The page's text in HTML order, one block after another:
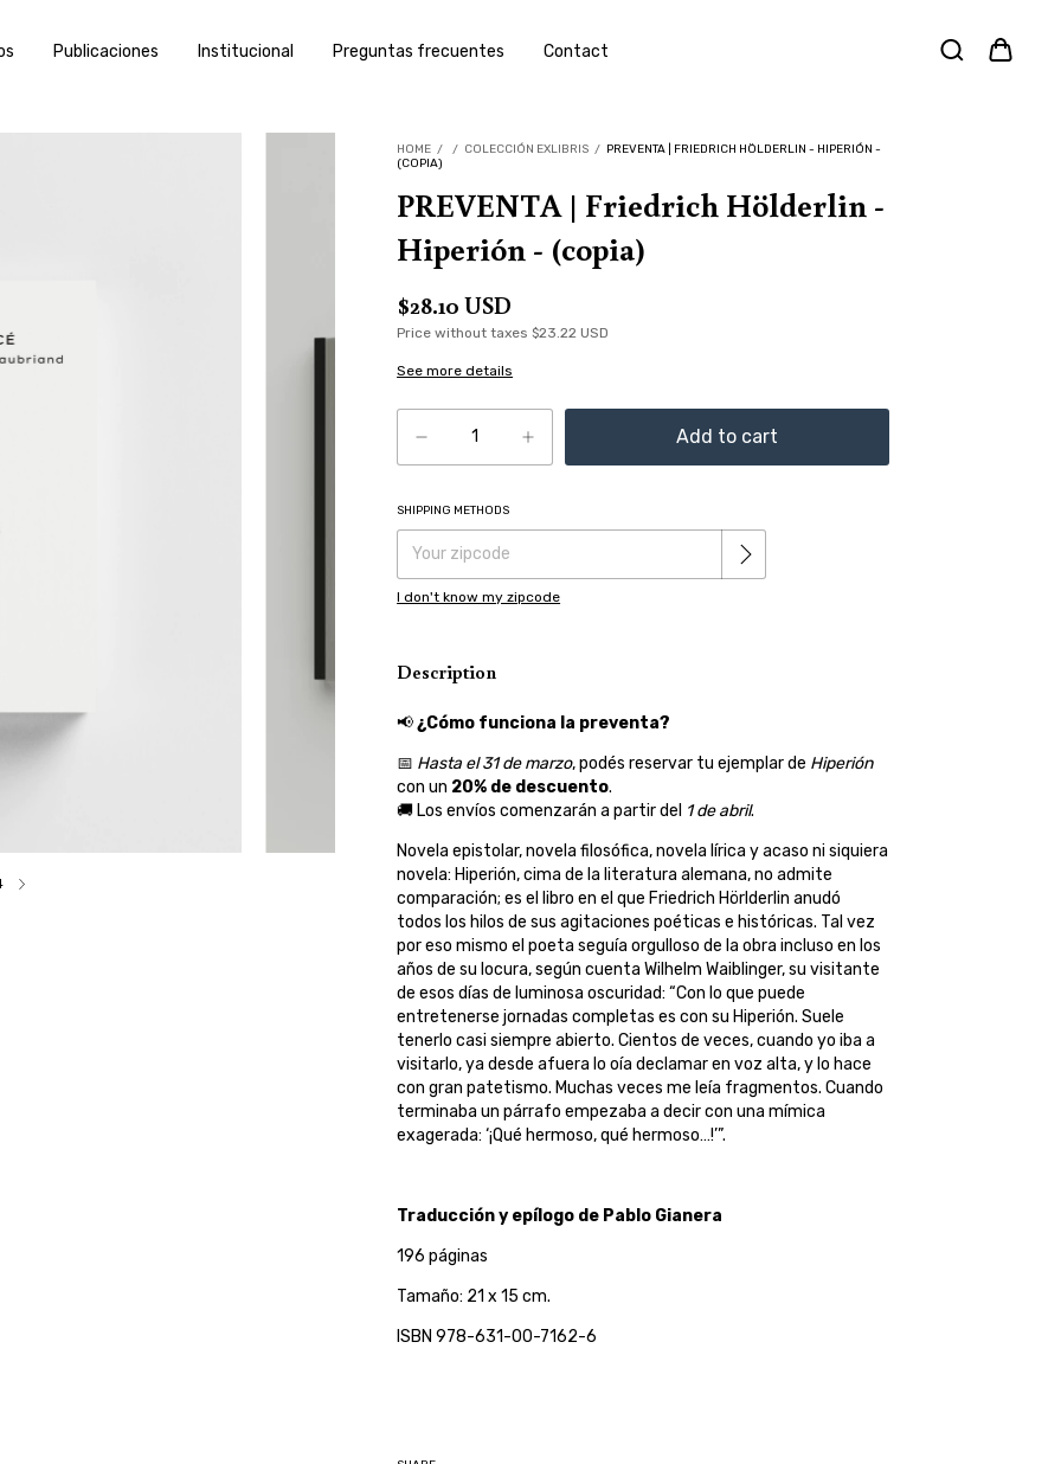
Publicaciones Institucional Preguntas frecuentes Contact
HOME / / COLECCIÓN EXLIBRIS / PREVENTA | FRIEDRICH HÖLDERLIN - HIPERIÓN -
(COPIA)
PREVENTA | Friedrich Hölderlin -
Hiperión - (copia)
$28.10 USD
Price without taxes$23.22 USD
See more details
Shipping for zipcode:
SHIPPING METHODS
I don't know my zipcode
Description
📢¿Cómo funciona la preventa?
📅 Hasta el 31 de marzo, podés reservar tu ejemplar de Hiperión
con un 20% de descuento.
🚚 Los envíos comenzarán a partir del 1 de abril.
Novela epistolar, novela filosófica, novela lírica y acaso ni siquiera
novela: Hiperión, cima de la literatura alemana, no admite
comparación; es el libro en el que Friedrich Hörlderlin anudó
todos los hilos de sus agitaciones poéticas e históricas. Tal vez
por eso mismo el poeta seguía orgulloso de la obra incluso en los
años de su locura, según cuenta Wilhelm Waiblinger, su visitante
de esos días de luminosa oscuridad: “Con lo que puede
entretenerse jornadas completas es con su Hiperión. Suele
tenerlo casi siempre abierto. Cientos de veces, cuando yo iba a
visitarlo, ya desde afuera lo oía declamar en voz alta, y lo hace
con gran patetismo. Muchas veces me leía fragmentos. Cuando
terminaba un párrafo empezaba a decir con una mímica
exagerada: ‘¡Qué hermoso, qué hermoso…!’”.
Traducción y epílogo de Pablo Gianera
196 páginas
Tamaño: 21 x 15 cm.
ISBN 978-631-00-7162-6